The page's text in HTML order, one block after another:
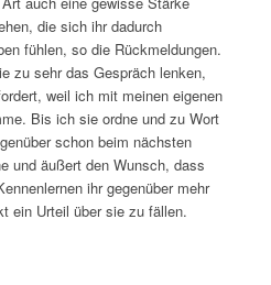
die sich ihr dadurch
fühlen, so die Rückmeldungen.
zu sehr das Gespräch lenken,
weil ich mit meinen eigenen
Bis ich sie ordne und zu Wort
schon beim nächsten
und äußert den Wunsch, dass
ihr gegenüber mehr
ein Urteil über sie zu fällen.